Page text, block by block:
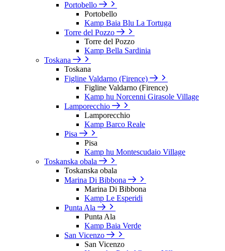
Portobello
Portobello
Kamp Baia Blu La Tortuga
Torre del Pozzo
Torre del Pozzo
Kamp Bella Sardinia
Toskana
Toskana
Figline Valdarno (Firence)
Figline Valdarno (Firence)
Kamp hu Norcenni Girasole Village
Lamporecchio
Lamporecchio
Kamp Barco Reale
Pisa
Pisa
Kamp hu Montescudaio Village
Toskanska obala
Toskanska obala
Marina Di Bibbona
Marina Di Bibbona
Kamp Le Esperidi
Punta Ala
Punta Ala
Kamp Baia Verde
San Vicenzo
San Vicenzo